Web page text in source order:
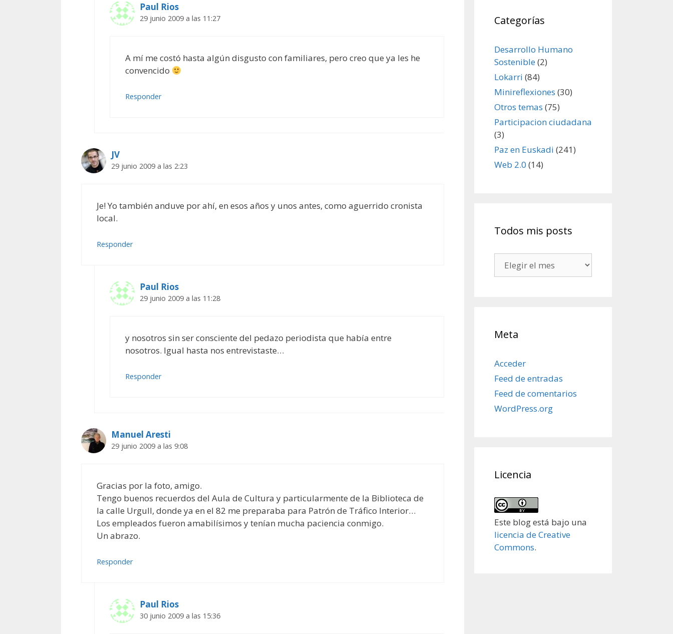
Paul Rios
29 junio 2009 a las 11:27
A mí me costó hasta algún disgusto con familiares, pero creo que ya les he
convencido
Responder
JV
29 junio 2009 a las 2:23
Je! Yo también anduve por ahí, en esos años y unos antes, como aguerrido cronista
local.
Responder
Paul Rios
29 junio 2009 a las 11:28
y nosotros sin ser consciente del pedazo periodista que había entre
nosotros. Igual hasta nos entrevistaste…
Responder
Manuel Aresti
29 junio 2009 a las 9:08
Gracias por la foto, amigo.
Tengo buenos recuerdos del Aula de Cultura y particularmente de la Biblioteca de
la calle Urgull, donde ya en el 82 me preparaba para Patrón de Tráfico Interior…
Los empleados fueron amabilísimos y tenían mucha paciencia conmigo.
Un abrazo.
Responder
Paul Rios
30 junio 2009 a las 15:36
Categorías
Desarrollo Humano
Sostenible(2)
Lokarri (84)
Minireflexiones (30)
Otros temas (75)
Participacion ciudadana
(3)
Paz en Euskadi (241)
Web 2.0 (14)
Todos mis posts
mis
Meta
Acceder
Feed de entradas
Feed de comentarios
WordPress.org
Licencia
Este blog está bajo una
licencia de Creative
Commons.